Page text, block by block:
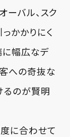
ーバル、スク
かかりにく
に幅広なデ
への奇抜な
るのが賢明
に合わせて